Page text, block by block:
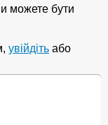
можете бути
увійдіть або